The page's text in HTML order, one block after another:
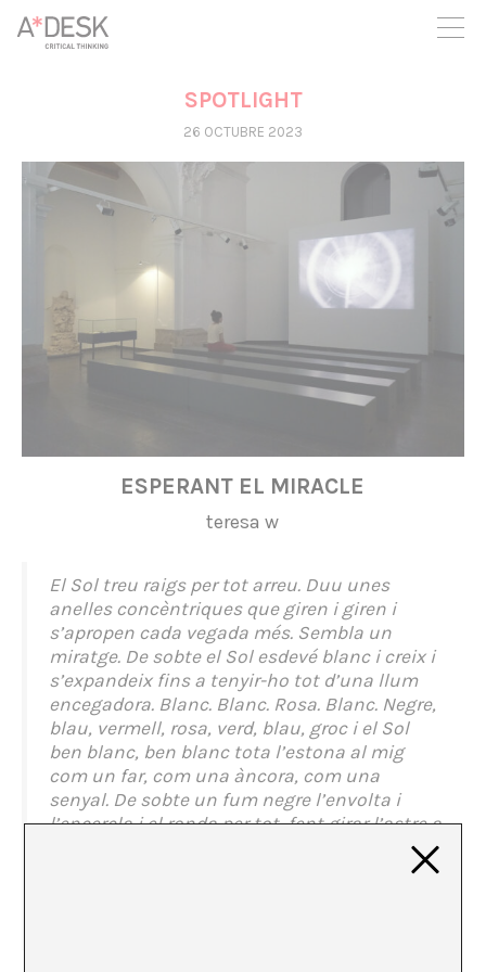
seguim necessitant-te per a poder seguir endavant. Ara pots
participar del projecte i recolzar-lo.
SPOTLIGHT
26 OCTUBRE 2023
ESPERANT EL MIRACLE
teresa w
El Sol treu raigs per tot arreu. Duu unes
anelles concèntriques que giren i giren i
s’apropen cada vegada més. Sembla un
miratge. De sobte el Sol esdevé blanc i creix i
s’expandeix fins a tenyir-ho tot d’una llum
encegadora. Blanc. Blanc. Rosa. Blanc. Negre,
blau, vermell, rosa, verd, blau, groc i el Sol
ben blanc, ben blanc tota l’estona al mig
com un far, com una àncora, com una
senyal. De sobte un fum negre l’envolta i
l’encercla i el ronda per tot, fent girar l’astre a
esquerra i a dreta i a esquerra ràpid, veloç,
constant. Un presagi, potser. O un miracle. I el